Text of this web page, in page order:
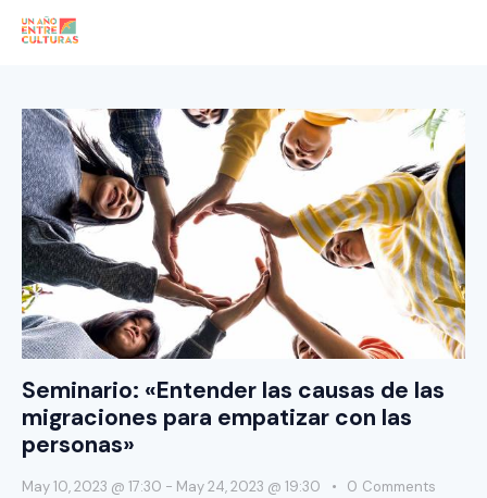
Seminario: «Entender las causas de las
migraciones para empatizar con las
personas»
May 10, 2023 @ 17:30 - May 24, 2023 @ 19:30 0 Comments